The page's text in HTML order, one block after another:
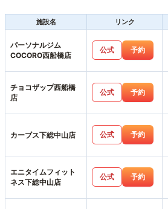
施設名
リンク
パーソナルジム
COCORO西船橋店
公式 予約
チョコザップ西船橋
店
公式 予約
カーブス下総中山店 公式 予約
エニタイムフィット
ネス下総中山店
公式 予約